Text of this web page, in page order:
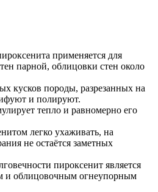
применяется для
парной, облицовки стен около
кусков породы, разрезанных на
и полируют.
тепло и равномерно его
легко ухаживать, на
не остаётся заметных
пироксенит является
и облицовочным огнеупорным